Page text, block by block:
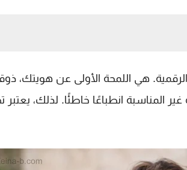
هي اللمحة الأولى عن هويتك،
غير المناسبة انطباعًا خاطئًا. لذلك،